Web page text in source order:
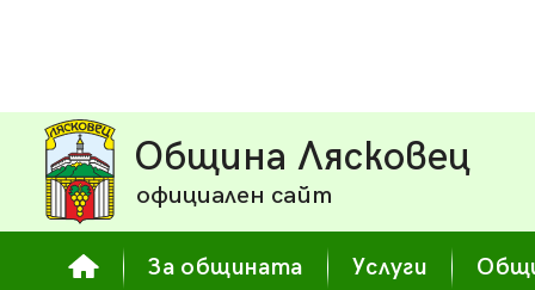
Община Лясковец
официален сайт
За общината Услуги